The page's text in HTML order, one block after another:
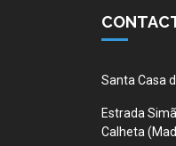
Santa Casa
Estrada
Calheta